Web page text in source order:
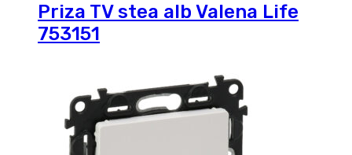
Priza TV stea alb Valena Life
753151